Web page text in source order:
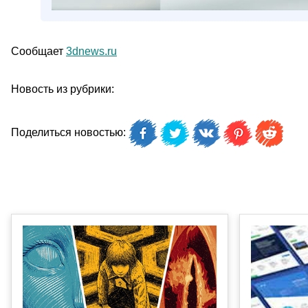
Сообщает 3dnews.ru
Новость из рубрики:
Поделиться новостью: